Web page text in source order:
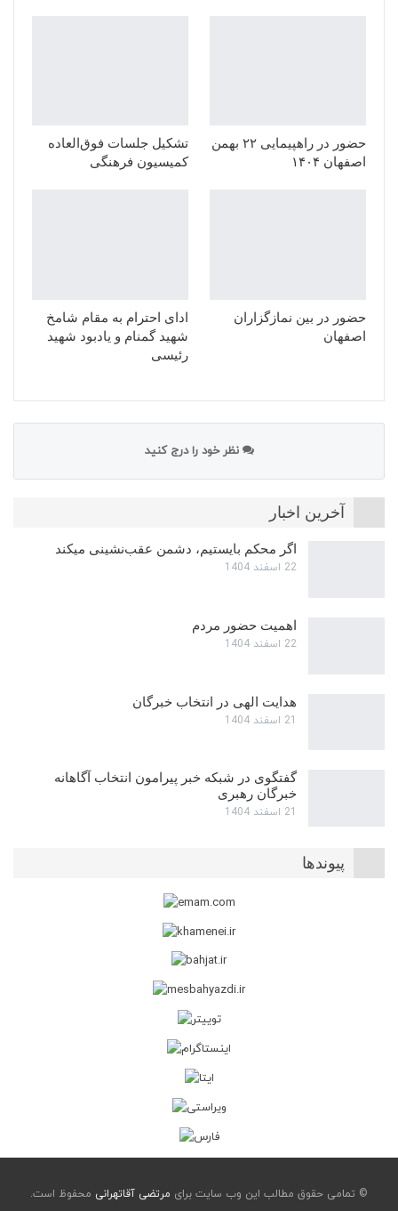
حضور در راهپیمایی ۲۲ بهمن
اصفهان ۱۴۰۴
تشکیل جلسات فوق‌العاده
کمیسیون فرهنگی
حضور در بین نمازگزاران
اصفهان
ادای احترام به مقام شامخ
شهید گمنام و یادبود شهید
رئیسی
نظر خود را درج کنید
آخرین اخبار
اگر محکم بایستیم، دشمن عقب‌نشینی میکند
22 اسفند 1404
اهمیت حضور مردم
22 اسفند 1404
هدایت الهی در انتخاب خبرگان
21 اسفند 1404
گفتگوی در شبکه خبر پیرامون انتخاب آگاهانه
خبرگان رهبری
21 اسفند 1404
پیوندها
© تمامی حقوق مطالب این وب سایت برای مرتضی آقاتهرانی محفوظ است.